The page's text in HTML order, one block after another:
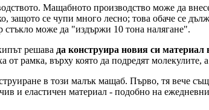
Мащабното производство може да
защото се чупи много лесно; това обаче се
стъкло може да "издържи 10 тона налягане".
решава да конструира новия си
от рамка, върху която да подредят молекулите,
в този малък мащаб. Първо, тя вече
и еластичен материал - подобно на